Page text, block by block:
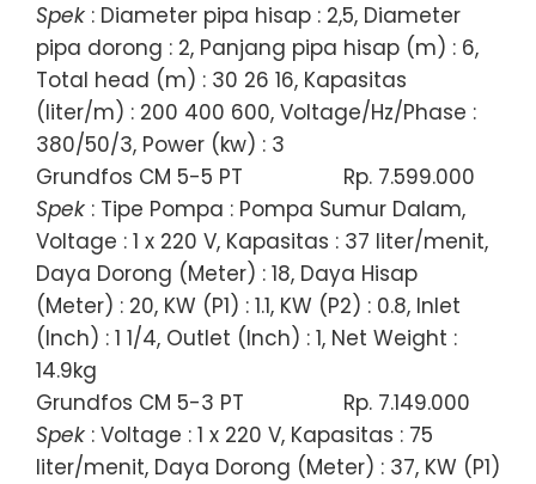
Spek : Diameter pipa hisap : 2,5, Diameter
pipa dorong : 2, Panjang pipa hisap (m) : 6,
Total head (m) : 30 26 16, Kapasitas
(liter/m) : 200 400 600, Voltage/Hz/Phase :
380/50/3, Power (kw) : 3
Grundfos CM 5-5 PT
Rp. 7.599.000
Spek : Tipe Pompa : Pompa Sumur Dalam,
Voltage : 1 x 220 V, Kapasitas : 37 liter/menit,
Daya Dorong (Meter) : 18, Daya Hisap
(Meter) : 20, KW (P1) : 1.1, KW (P2) : 0.8, Inlet
(Inch) : 1 1/4, Outlet (Inch) : 1, Net Weight :
14.9kg
Grundfos CM 5-3 PT
Rp. 7.149.000
Spek : Voltage : 1 x 220 V, Kapasitas : 75
liter/menit, Daya Dorong (Meter) : 37, KW (P1)